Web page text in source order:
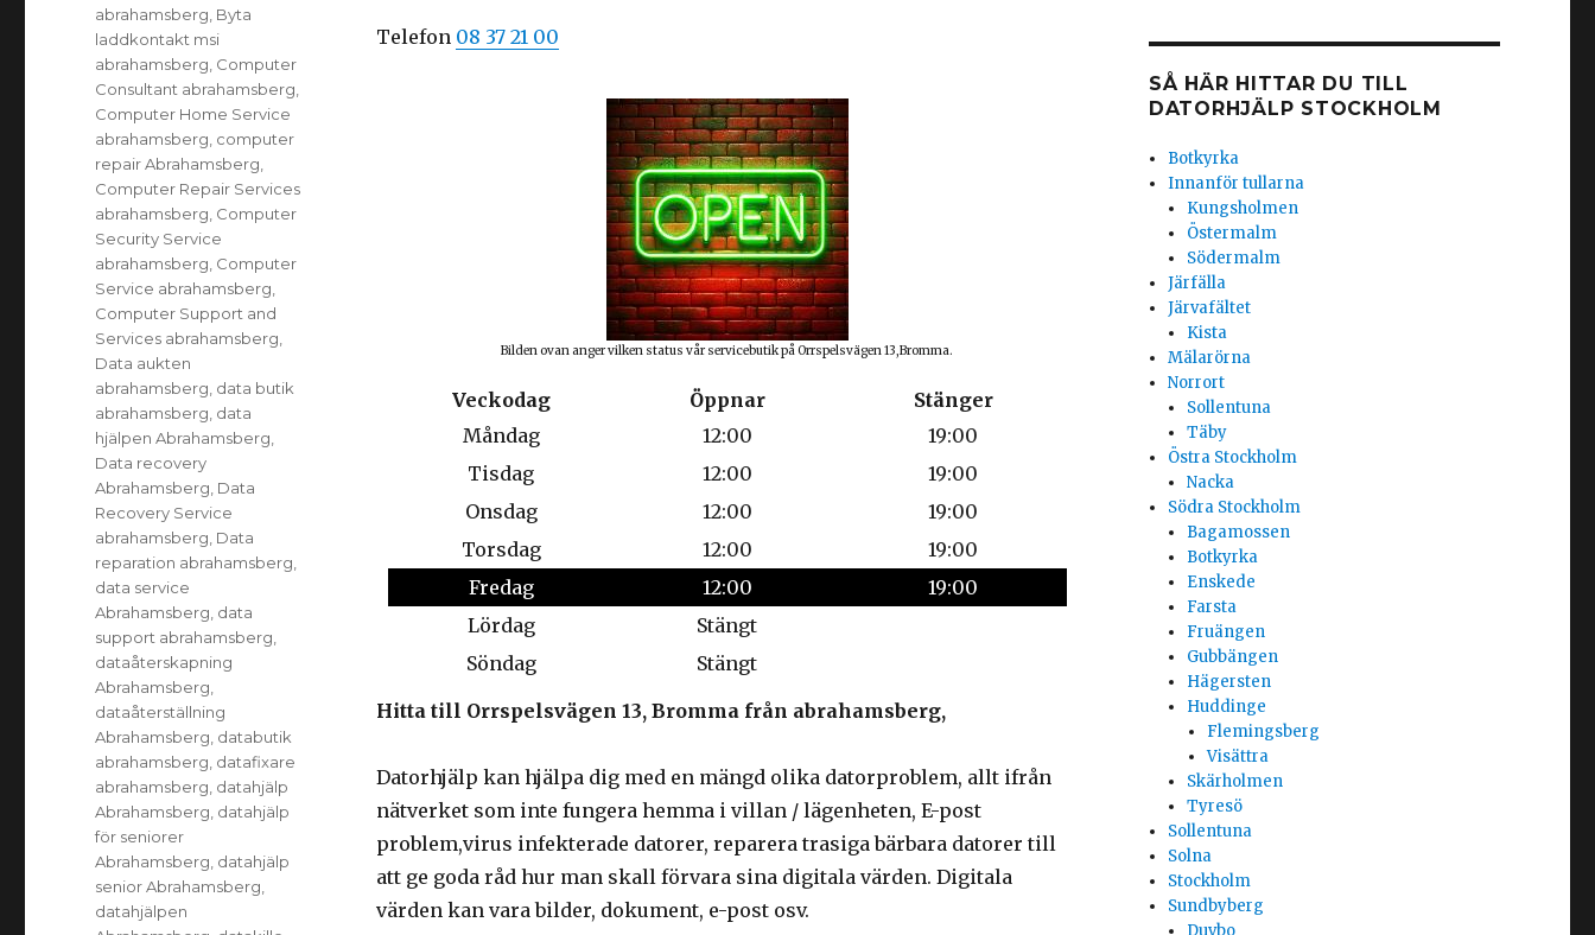
Telefon 08 37 21 00
Bilden ovan anger vilken status vår servicebutik på Orrspelsvägen 13,Bromma.
Veckodag Öppnar
Stänger
Måndag
12:00
19:00
Tisdag
12:00
19:00
Onsdag
12:00
19:00
Torsdag
12:00
19:00
Fredag
12:00
19:00
Lördag
Stängt
Söndag
Stängt
Hitta till Orrspelsvägen 13, Bromma från abrahamsberg,
Datorhjälp kan hjälpa dig med en mängd olika datorproblem, allt ifrån
nätverket som inte fungera hemma i villan / lägenheten, E-post
problem,virus infekterade datorer, reparera trasiga bärbara datorer till
att ge goda råd hur man skall förvara sina digitala värden. Digitala
värden kan vara bilder, dokument, e-post osv.
abrahamsberg Byta
laddkontakt msi
abrahamsberg Computer
Consultant abrahamsberg
Computer Home Service
abrahamsberg computer
repair Abrahamsberg
Computer Repair Services
abrahamsberg Computer
Security Service
abrahamsberg Computer
Service abrahamsberg
Computer Support and
Services abrahamsberg
Data aukten
abrahamsberg data butik
abrahamsberg data
hjälpen Abrahamsberg
Data recovery
Abrahamsberg Data
Recovery Service
abrahamsberg Data
reparation abrahamsberg
data service
Abrahamsberg data
support abrahamsberg
dataåterskapning
Abrahamsberg
dataåterställning
Abrahamsberg databutik
abrahamsberg datafixare
abrahamsberg datahjälp
Abrahamsberg datahjälp
för seniorer
Abrahamsberg datahjälp
senior Abrahamsberg
datahjälpen
SÅ HÄR HITTAR DU TILL
DATORHJÄLP STOCKHOLM
Botkyrka
Innanför tullarna
Kungsholmen
Östermalm
Södermalm
Järfälla
Järvafältet
Kista
Mälarörna
Norrort
Sollentuna
Täby
Östra Stockholm
Nacka
Södra Stockholm
Bagamossen
Botkyrka
Enskede
Farsta
Fruängen
Gubbängen
Hägersten
Huddinge
Flemingsberg
Visättra
Skärholmen
Tyresö
Sollentuna
Solna
Stockholm
Sundbyberg
Duvbo